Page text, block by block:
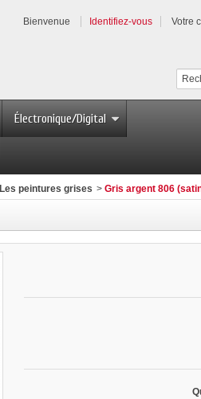
Bienvenue Identifiez-vous Votre
Électronique/Digital
Les peintures grises > Gris argent 806